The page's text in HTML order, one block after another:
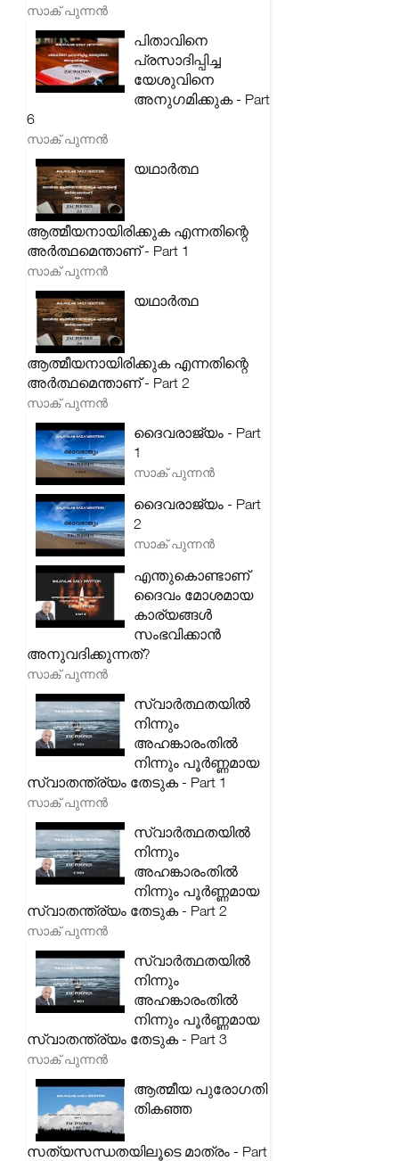
സാക് പുന്നൻ
പിതാവിനെ
പ്രസാദിപ്പിച്ച
യേശുവിനെ
അനുഗമിക്കുക - Part
6
സാക് പുന്നൻ
യഥാർത്ഥ
ആത്മീയനായിരിക്കുക എന്നതിന്റെ
അർത്ഥമെന്താണ് - Part 1
സാക് പുന്നൻ
യഥാർത്ഥ
ആത്മീയനായിരിക്കുക എന്നതിന്റെ
അർത്ഥമെന്താണ് - Part 2
സാക് പുന്നൻ
ദൈവരാജ്യം - Part
1
സാക് പുന്നൻ
ദൈവരാജ്യം - Part
2
സാക് പുന്നൻ
എന്തുകൊണ്ടാണ്
ദൈവം മോശമായ
കാര്യങ്ങൾ
സംഭവിക്കാൻ
അനുവദിക്കുന്നത്?
സാക് പുന്നൻ
സ്വാർത്ഥതയിൽ
നിന്നും
അഹങ്കാരംതിൽ
നിന്നും പൂർണ്ണമായ
സ്വാതന്ത്ര്യം തേടുക - Part 1
സാക് പുന്നൻ
സ്വാർത്ഥതയിൽ
നിന്നും
അഹങ്കാരംതിൽ
നിന്നും പൂർണ്ണമായ
സ്വാതന്ത്ര്യം തേടുക - Part 2
സാക് പുന്നൻ
സ്വാർത്ഥതയിൽ
നിന്നും
അഹങ്കാരംതിൽ
നിന്നും പൂർണ്ണമായ
സ്വാതന്ത്ര്യം തേടുക - Part 3
സാക് പുന്നൻ
ആത്മീയ പുരോഗതി
തികഞ്ഞ
സത്യസന്ധതയിലൂടെ മാത്രം - Part